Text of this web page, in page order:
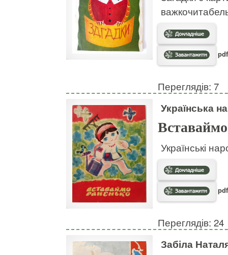
Переглядів: 7
Українська
Українські
Переглядів: 24
Забіла